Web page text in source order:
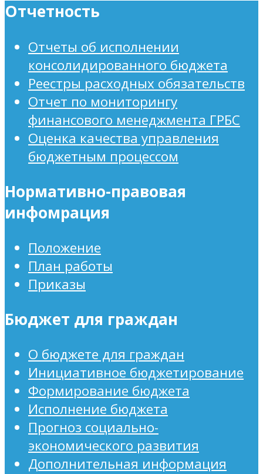
Отчетность
Отчеты об исполнении
консолидированного бюджета
Реестры расходных обязательств
Отчет по мониторингу
финансового менеджмента ГРБС
Оценка качества управления
бюджетным процессом
Нормативно-правовая
инфомрация
Положение
План работы
Приказы
Бюджет для граждан
О бюджете для граждан
Инициативное бюджетирование
Формирование бюджета
Исполнение бюджета
Прогноз социально-
экономического развития
Дополнительная информация